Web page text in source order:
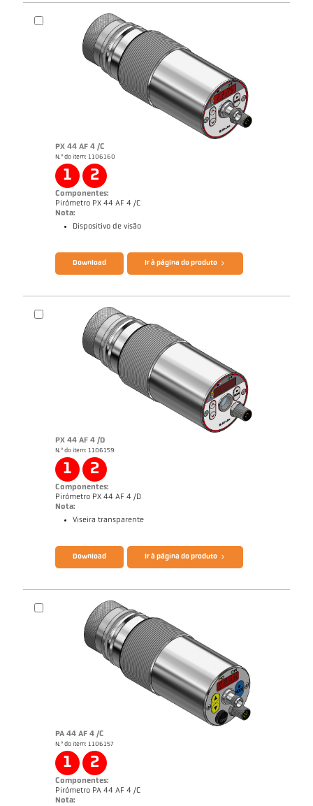
PX 44 AF 4 /C
N.º do item: 1106160
1 2
Componentes:
Pirómetro PX 44 AF 4 /C
Nota:
Dispositivo de visão
Catálogo CellaTemp PX
Download Ir à página do produto
PX 44 AF 4 /D
N.º do item: 1106159
1 2
Componentes:
Pirómetro PX 44 AF 4 /D
Nota:
Viseira transparente
Catálogo CellaTemp PX
Download Ir à página do produto
PA 44 AF 4 /C
N.º do item: 1106157
1 2
Componentes:
Pirómetro PA 44 AF 4 /C
Nota: